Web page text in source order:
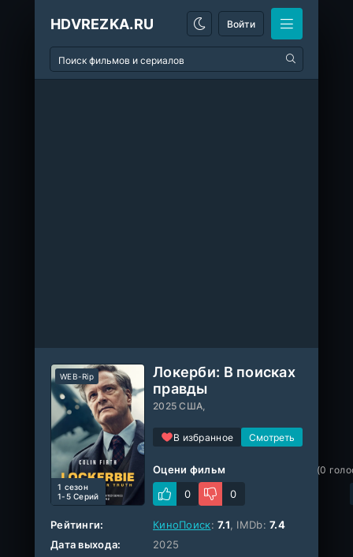
HDVREZKA.RU Войти
Локерби: В поисках
правды
2025 США,
В избранное
WEB-Rip
1 cезон
1-5 Серий
Оцени фильм
0
0
(0
Рейтинги: КиноПоиск:7.1, IMDb:7.4
Дата выхода:
2025